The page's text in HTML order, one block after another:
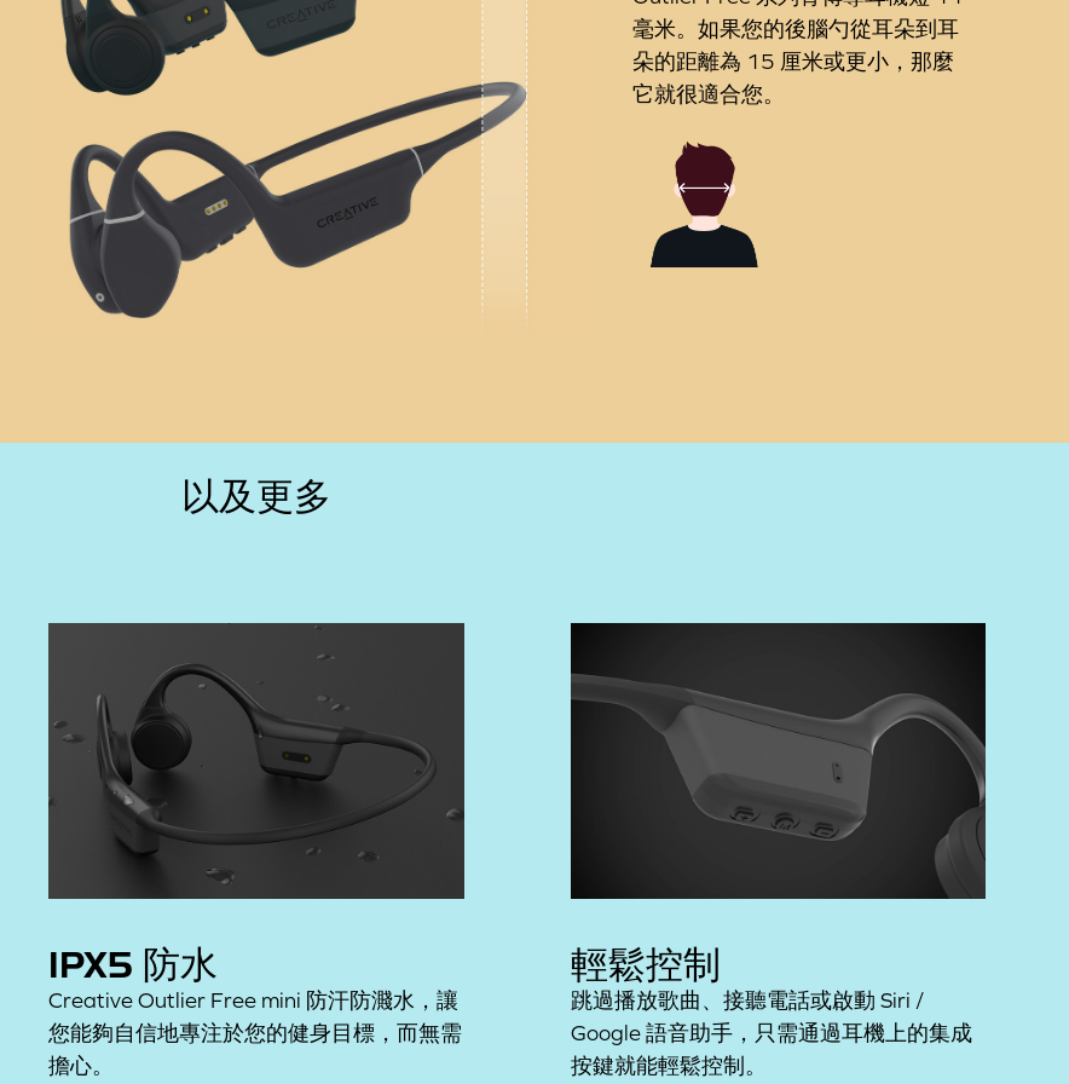
毫米。如果您的後腦勺從耳朵到耳
朵的距離為 15 厘米或更小，那麼
它就很適合您。
以及更多
IPX5 防水
Creative Outlier Free mini 防汗防濺水，讓
您能夠自信地專注於您的健身目標，而無需
擔心。
輕鬆控制
跳過播放歌曲、接聽電話或啟動 Siri /
Google 語音助手，只需通過耳機上的集成
按鍵就能輕鬆控制。